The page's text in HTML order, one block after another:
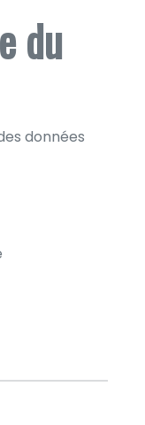
du
données